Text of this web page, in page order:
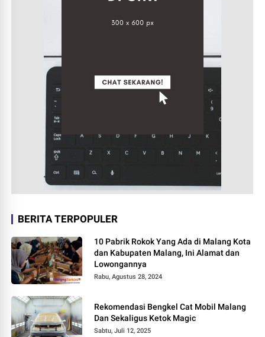
BERITA TERPOPULER
10 Pabrik Rokok Yang Ada di Malang Kota
dan Kabupaten Malang, Ini Alamat dan
Lowongannya
Rabu, Agustus 28, 2024
Rekomendasi Bengkel Cat Mobil Malang
Dan Sekaligus Ketok Magic
Sabtu, Juli 12, 2025